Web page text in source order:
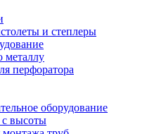
и степлеры
металлу
перфоратора
оборудование
высоты